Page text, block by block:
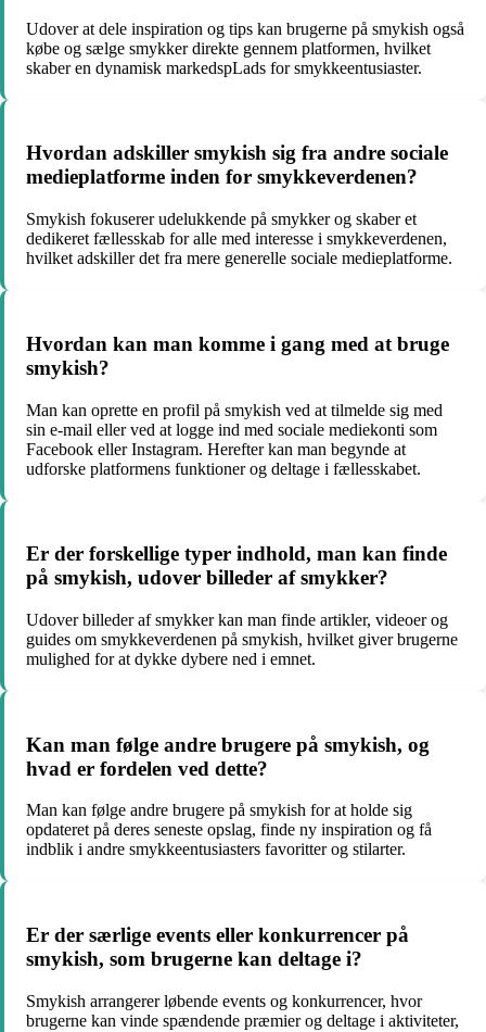
Udover at dele inspiration og tips kan brugerne på smykish også
købe og sælge smykker direkte gennem platformen, hvilket
skaber en dynamisk markedspLads for smykkeentusiaster.
Hvordan adskiller smykish sig fra andre sociale
medieplatforme inden for smykkeverdenen?
Smykish fokuserer udelukkende på smykker og skaber et
dedikeret fællesskab for alle med interesse i smykkeverdenen,
hvilket adskiller det fra mere generelle sociale medieplatforme.
Hvordan kan man komme i gang med at bruge
smykish?
Man kan oprette en profil på smykish ved at tilmelde sig med
sin e-mail eller ved at logge ind med sociale mediekonti som
Facebook eller Instagram. Herefter kan man begynde at
udforske platformens funktioner og deltage i fællesskabet.
Er der forskellige typer indhold, man kan finde
på smykish, udover billeder af smykker?
Udover billeder af smykker kan man finde artikler, videoer og
guides om smykkeverdenen på smykish, hvilket giver brugerne
mulighed for at dykke dybere ned i emnet.
Kan man følge andre brugere på smykish, og
hvad er fordelen ved dette?
Man kan følge andre brugere på smykish for at holde sig
opdateret på deres seneste opslag, finde ny inspiration og få
indblik i andre smykkeentusiasters favoritter og stilarter.
Er der særlige events eller konkurrencer på
smykish, som brugerne kan deltage i?
Smykish arrangerer løbende events og konkurrencer, hvor
brugerne kan vinde spændende præmier og deltage i aktiviteter,